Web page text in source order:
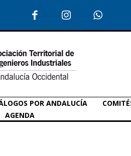
POR ANDALUCÍA
AGENDA